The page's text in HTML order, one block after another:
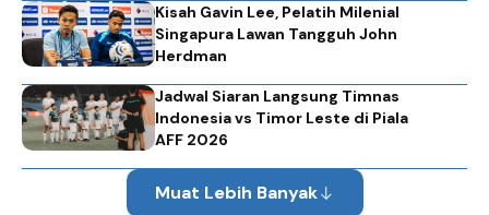
Kisah Gavin Lee, Pelatih Milenial
Singapura Lawan Tangguh John
Herdman
Jadwal Siaran Langsung Timnas
Indonesia vs Timor Leste di Piala
AFF 2026
Muat Lebih Banyak